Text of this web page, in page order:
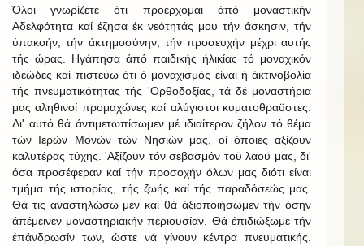
Όλοι γνωρίζετε ότι προέρχομαι άπό μοναστικήν
Αδελφότητα καί έζησα έκ νεότητάς μου τήν άσκησιν, τήν
ύπακοήν, τήν άκτημοσύνην, τήν προσευχήν μέχρι αυτής
τής ώρας. Ηγάπησα άπό παιδικής ήλικίας τό μοναχικόν
ιδεώδες καί πιστεύω ότι ό μοναχισμός είναι ή άκτινοβολία
τής πνευματικότητας τής 'Ορθοδοξίας, τά δέ μοναστήρια
μας αληθινοί προμαχώνες καί αλύγιστοι κυματοθραϋστες.
Δι' αυτό θά άντιμετωπίσωμεν μέ ιδιαίτερον ζήλον τό θέμα
τών Ιερών Μονών τών Νησιών μας, οί όποιες αξίζουν
καλυτέρας τύχης. 'Αξίζουν τόν σεβασμόν τοϋ λαοϋ μας, δι'
όσα προσέφεραν καί τήν προσοχήν όλων μας διότι είναι
τμήμα τής ιστορίας, τής ζωής καί τής παραδόσεώς μας.
Θά τις αναστηλώσω μεν καί θά άξιοποιήσωμεν τήν όσην
άπέμεινεν μοναστηριακήν περιουσίαν. Θά έπιδιώξωμε τήν
έπάνδρωσίν των, ώστε νά γίνουν κέντρα πνευματικής.